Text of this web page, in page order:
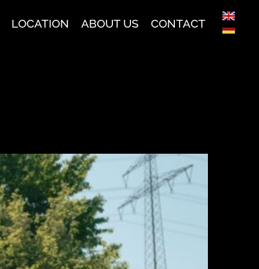
LOCATION ABOUT US CONTACT